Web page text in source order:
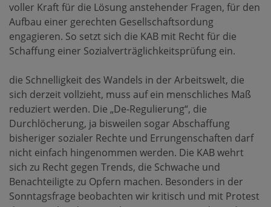
voller Kraft für die Lösung anstehender Fragen, für den
Aufbau einer gerechten Gesellschaftsordung
engagieren. So setzt sich die KAB mit Recht für die
Schaffung einer Sozialverträglichkeitsprüfung ein.
die Schnelligkeit des Wandels in der Arbeitswelt, die
sich derzeit vollzieht, muss auf ein menschliches Maß
reduziert werden. Die „De-Regulierung“, die
Durchlöcherung, ja bisweilen sogar Abschaffung
bisheriger sozialer Rechte und Errungenschaften darf
nicht einfach hingenommen werden. Die KAB wehrt
sich zu Recht gegen Trends, die Schwache und
Benachteiligte zu Opfern machen. Besonders in der
Sonntagsfrage beobachten wir kritisch und mit Protest